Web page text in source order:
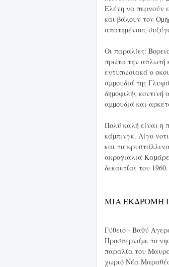
Ελένη να περνούν
και βάλουν τον
απατηµένους
Οι παραλίες:
πρώτα την απλωτή
εντυπωσιακά ο
αµµουδιά της
δηµοφιλής
αµµουδιά και
Πολύ καλή είναι η
κάµπινγκ. Λίγο
και τα
ακρογιαλιά
δεκαετίας του 1960.
ΜΙΑ ΕΚΔΡΟΜΉ
Γύθειο - Βαθύ
Προσπερνάµε το
παραλία του
χωριό Νέα